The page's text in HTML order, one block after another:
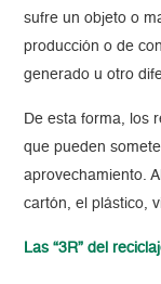
sufre un objeto o
producción o de
generado u otro
De esta forma, los
que pueden
aprovechamiento.
cartón, el plástico,
Las “3R” del